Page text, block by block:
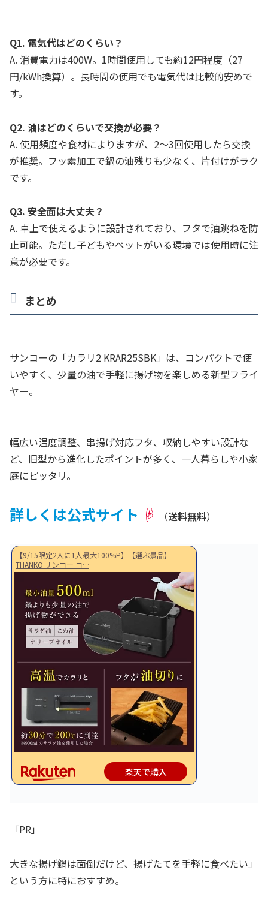
Q1. 電気代はどのくらい？
A. 消費電力は400W。1時間使用しても約12円程度（27
円/kWh換算）。長時間の使用でも電気代は比較的安めで
す。
Q2. 油はどのくらいで交換が必要？
A. 使用頻度や食材によりますが、2〜3回使用したら交換
が推奨。フッ素加工で鍋の油残りも少なく、片付けがラク
です。
Q3. 安全面は大丈夫？
A. 卓上で使えるように設計されており、フタで油跳ねを防
止可能。ただし子どもやペットがいる環境では使用時に注
意が必要です。
まとめ
サンコーの「カラリ2 KRAR25SBK」は、コンパクトで使
いやすく、少量の油で手軽に揚げ物を楽しめる新型フライ
ヤー。
幅広い温度調整、串揚げ対応フタ、収納しやすい設計な
ど、旧型から進化したポイントが多く、一人暮らしや小家
庭にピッタリ。
詳しくは公式サイト ☟ （送料無料）
【9/15限定2人に1人最大100%P】【選ぶ景品】
THANKO サンコー コ…
楽天で購入
「PR」
大きな揚げ鍋は面倒だけど、揚げたてを手軽に食べたい」
という方に特におすすめ。